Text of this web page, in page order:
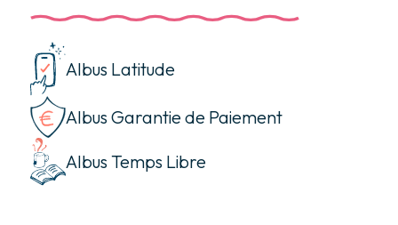
Albus Latitude
Albus Garantie de Paiement
Albus Temps Libre